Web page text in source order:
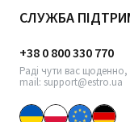
СЛУЖБА
+38 0 800 330 770
Раді чути вас щоденно,
mail: support@estro.ua